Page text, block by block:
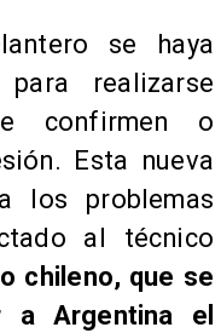
se haya
realizarse
confirmen o
Esta nueva
los problemas
al técnico
chileno, que se
a Argentina el